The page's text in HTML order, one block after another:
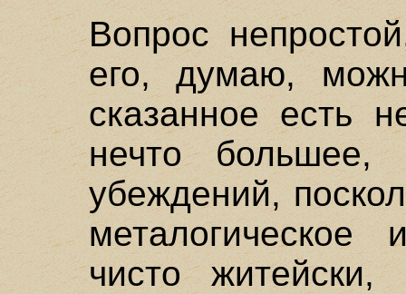
Вопрос
его, думаю,
сказанное есть
нечто
убеждений,
металогическое
чисто житейски,